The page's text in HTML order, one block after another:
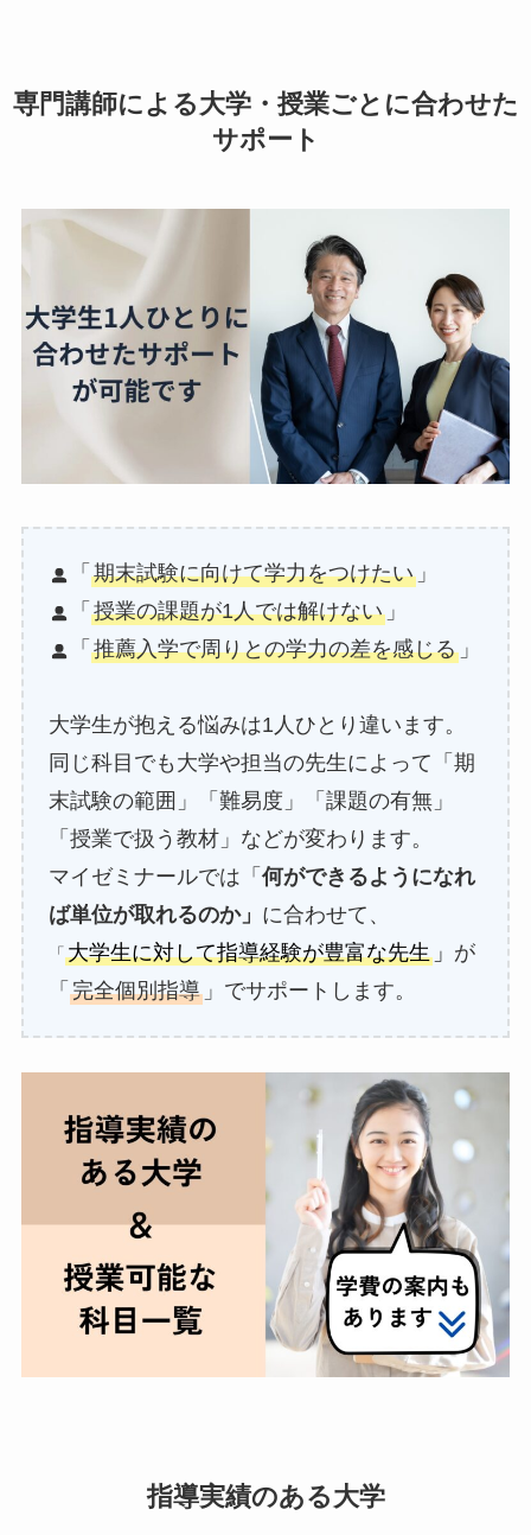
専門講師による大学・授業ごとに合わせた
サポート
「 期末試験に向けて学力をつけたい」
「 授業の課題が1人では解けない」
「 推薦入学で周りとの学力の差を感じる」
大学生が抱える悩みは1人ひとり違います。
同じ科目でも大学や担当の先生によって「期
末試験の範囲」「難易度」「課題の有無」
「授業で扱う教材」などが変わります。
マイゼミナールでは「何ができるようになれ
ば単位が取れるのか」 に合わせて、
「大学生に対して指導経験が豊富な先生 」 が
「完全個別指導 」でサポートします。
指導実績のある大学